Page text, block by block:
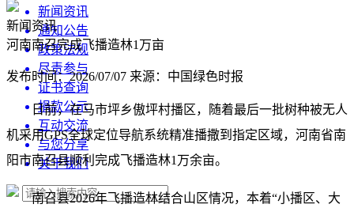
新闻资讯
通知公告
政策法规
尽责参与
证书查询
捐款公示
互动交流
与您分享
关于我们
新闻资讯
河南南召完成飞播造林1万亩
发布时间：2026/07/07 来源：中国绿色时报
日前，在马市坪乡傲坪村播区，随着最后一批树种被无人
机采用GPS全球定位导航系统精准播撒到指定区域，河南省南
阳市南召县顺利完成飞播造林1万余亩。
南召县2026年飞播造林结合山区情况，本着“小播区、大